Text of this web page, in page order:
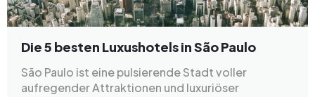
Die 5 besten Luxushotels in São Paulo
São Paulo ist eine pulsierende Stadt voller
aufregender Attraktionen und luxuriöser